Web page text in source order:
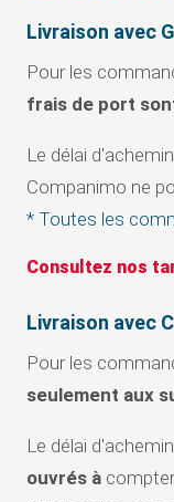
Livraison avec
Pour les
frais de port
Le délai
Companimo ne
* Toutes les
Consultez nos
Livraison avec
Pour les
seulement aux
Le délai
ouvrés à